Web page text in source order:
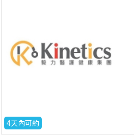
4天內可約